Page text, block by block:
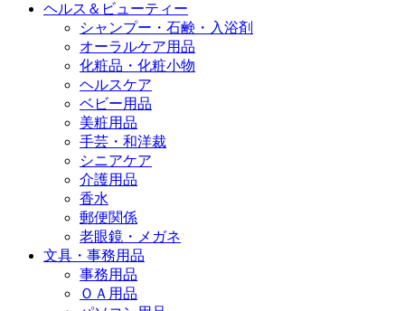
ヘルス＆ビューティー
シャンプー・石鹸・入浴剤
オーラルケア用品
化粧品・化粧小物
ヘルスケア
ベビー用品
美粧用品
手芸・和洋裁
シニアケア
介護用品
香水
郵便関係
老眼鏡・メガネ
文具・事務用品
事務用品
ＯＡ用品